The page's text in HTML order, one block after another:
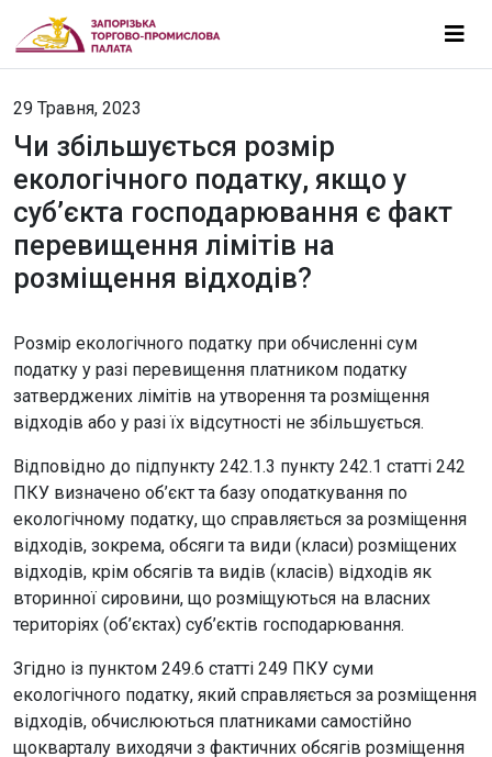
29 Травня, 2023
Чи збільшується розмір
екологічного податку, якщо у
суб’єкта господарювання є факт
перевищення лімітів на
розміщення відходів?
Розмір екологічного податку при обчисленні сум
податку у разі перевищення платником податку
затверджених лімітів на утворення та розміщення
відходів або у разі їх відсутності не збільшується.
Відповідно до підпункту 242.1.3 пункту 242.1 статті 242
ПКУ визначено об’єкт та базу оподаткування по
екологічному податку, що справляється за розміщення
відходів, зокрема, обсяги та види (класи) розміщених
відходів, крім обсягів та видів (класів) відходів як
вторинної сировини, що розміщуються на власних
територіях (об’єктах) суб’єктів господарювання.
Згідно із пунктом 249.6 статті 249 ПКУ суми
екологічного податку, який справляється за розміщення
відходів, обчислюються платниками самостійно
щокварталу виходячи з фактичних обсягів розміщення